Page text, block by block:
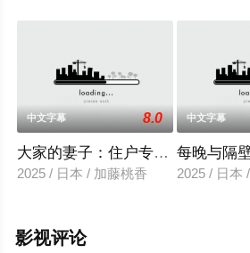
中文字幕 8.0
大家的妻子：住户专用洞口
2025 / 日本 / 加藤桃香
中文字幕
每晚与隔
2025 / 日本
影视评论